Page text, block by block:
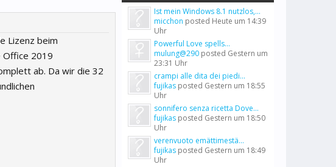
Lizenz beim
Office 2019
ab. Da wir die 32
Ist mein Windows 8.1 nutzlos,...
micchon posted Heute um 14:39
Uhr
Powerful Love spells...
mulung@290 posted Gestern um
23:31 Uhr
crampi alle dita dei piedi...
fujikas posted Gestern um 18:55
Uhr
sonnifero senza ricetta Dove...
fujikas posted Gestern um 18:50
Uhr
verenvuoto emättimestä...
fujikas posted Gestern um 18:49
Uhr